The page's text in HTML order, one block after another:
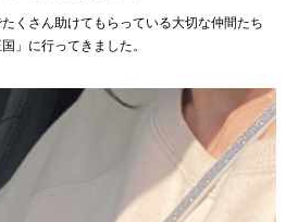
くさん助けてもらっている大切な仲間たち
」に行ってきました。